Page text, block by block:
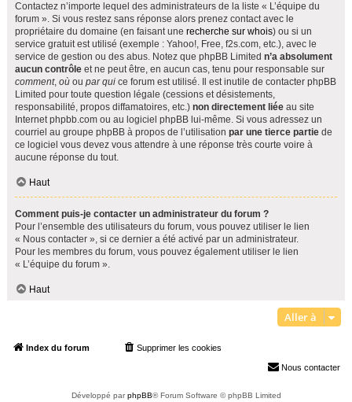
Contactez n’importe lequel des administrateurs de la liste « L’équipe du
forum ». Si vous restez sans réponse alors prenez contact avec le
propriétaire du domaine (en faisant une recherche sur whois) ou si un
service gratuit est utilisé (exemple : Yahoo!, Free, f2s.com, etc.), avec le
service de gestion ou des abus. Notez que phpBB Limited n’a absolument
aucun contrôle et ne peut être, en aucun cas, tenu pour responsable sur
comment, où ou par qui ce forum est utilisé. Il est inutile de contacter phpBB
Limited pour toute question légale (cessions et désistements,
responsabilité, propos diffamatoires, etc.) non directement liée au site
Internet phpbb.com ou au logiciel phpBB lui-même. Si vous adressez un
courriel au groupe phpBB à propos de l’utilisation par une tierce partie de
ce logiciel vous devez vous attendre à une réponse très courte voire à
aucune réponse du tout.
Haut
Comment puis-je contacter un administrateur du forum ?
Pour l’ensemble des utilisateurs du forum, vous pouvez utiliser le lien
« Nous contacter », si ce dernier a été activé par un administrateur.
Pour les membres du forum, vous pouvez également utiliser le lien
« L’équipe du forum ».
Haut
Aller à
Index du forum Supprimer les cookies
Nous contacter
Développé parphpBB® Forum Software © phpBB Limited